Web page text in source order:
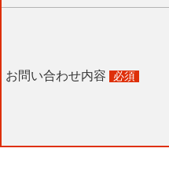
お問い合わせ内容 必須